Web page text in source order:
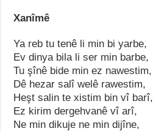
Xanîmê
Ya reb tu tenê li min bi yarbe,
Ev dinya bila li ser min barbe,
Tu şînê bide min ez nawestim,
Dê hezar salî welê rawestim,
Heşt salin te xistim bin vî barî,
Ez kirim dergehvanê vî arî,
Ne min dikuje ne min dijîne,